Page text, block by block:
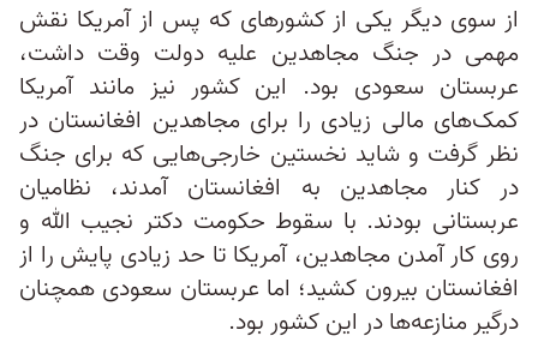
از سوی دیگر یکی از کشورهای که پس از آمریکا نقش
مهمی در جنگ مجاهدین علیه دولت وقت داشت،
عربستان سعودی بود. این کشور نیز مانند آمریکا
کمک‌های مالی زیادی را برای مجاهدین افغانستان در
نظر گرفت و شاید نخستین خارجی‌هایی که برای جنگ
در کنار مجاهدین به افغانستان آمدند، نظامیان
عربستانی بودند. با سقوط حکومت دکتر نجیب الله و
روی کار آمدن مجاهدین، آمریکا تا حد زیادی پایش را از
افغانستان بیرون کشید؛ اما عربستان سعودی همچنان
در‌گیر منازعه‌ها در این کشور بود.